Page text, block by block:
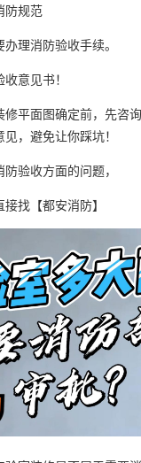
防规范
理消防验收手续。
意见书！
平面图确定前，先咨
，避免让你踩坑！
验收方面的问题，
找【都安消防】